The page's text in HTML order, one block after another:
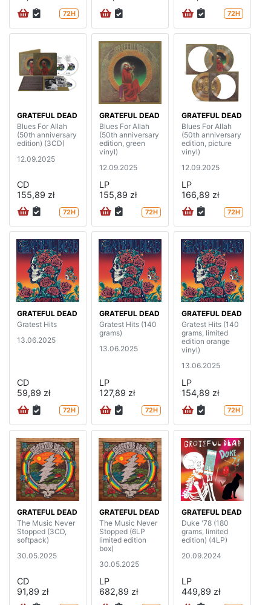
72H 72H
GRATEFUL DEAD
Blues For Allah
(50th anniversary
edition) (3CD)
12.09.2025
CD
155,89 zł
72H
GRATEFUL DEAD
Blues For Allah
(50th anniversary
edition, green
vinyl)
12.09.2025
LP
155,89 zł
72H
GRATEFUL DEAD
Blues For Allah
(50th anniversary
edition, picture
vinyl)
12.09.2025
LP
166,89 zł
72H
GRATEFUL DEAD
Gratest Hits
13.06.2025
CD
59,89 zł
72H
GRATEFUL DEAD
Gratest Hits (140
grams)
13.06.2025
LP
127,89 zł
72H
GRATEFUL DEAD
Gratest Hits (140
grams, limited
edition orange
vinyl)
13.06.2025
LP
154,89 zł
72H
GRATEFUL DEAD
The Music Never
Stopped (3CD,
softpack)
30.05.2025
CD
91,89 zł
GRATEFUL DEAD
The Music Never
Stopped (6LP
limited edition
box)
30.05.2025
LP
682,89 zł
GRATEFUL DEAD
Duke '78 (180
grams, limited
edition) (4LP)
20.09.2024
LP
449,89 zł